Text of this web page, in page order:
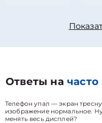
Ответы на
Телефон упал — экран
изображение нормальное.
менять весь дисплей?